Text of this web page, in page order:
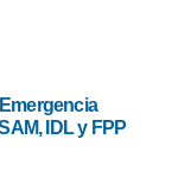
IDL y FPP